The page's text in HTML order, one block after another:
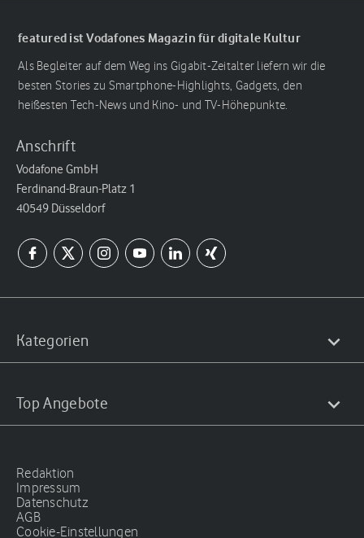
featured ist Vodafones Magazin für digitale Kultur
Als Begleiter auf dem Weg ins Gigabit-Zeitalter liefern wir die
besten Stories zu Smartphone-Highlights, Gadgets, den
heißesten Tech-News und Kino- und TV-Höhepunkte.
Anschrift
Vodafone GmbH
Ferdinand-Braun-Platz 1
40549 Düsseldorf
Kategorien
Top Angebote
Redaktion
Impressum
Datenschutz
AGB
Cookie-Einstellungen